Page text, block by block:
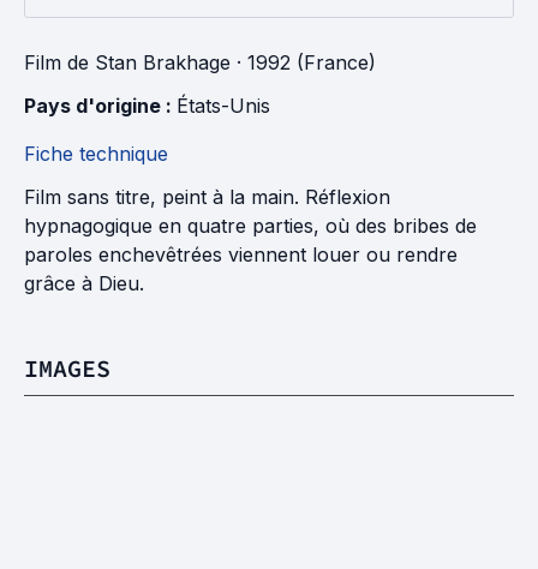
Film de Stan Brakhage · 1992 (France)
Pays d'origine : États-Unis
Fiche technique
Film sans titre, peint à la main. Réflexion
hypnagogique en quatre parties, où des bribes de
paroles enchevêtrées viennent louer ou rendre
grâce à Dieu.
IMAGES